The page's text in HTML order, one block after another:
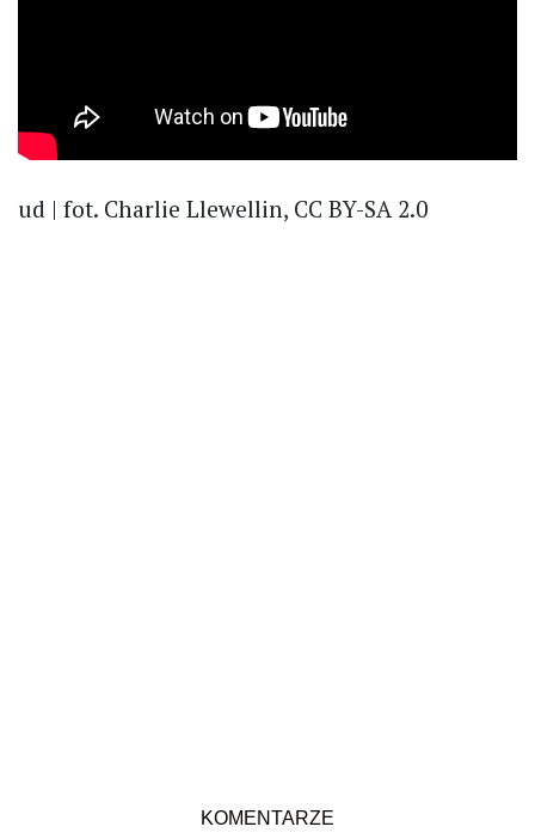
ud | fot. Charlie Llewellin, CC BY-SA 2.0
KOMENTARZE